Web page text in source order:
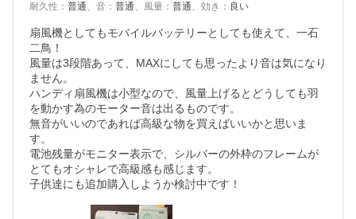
耐久性 ： 普通、 音 ： 普通、 風量 ： 普通、 効き ： 良い
扇風機としてもモバイルバッテリーとしても使えて、一石
二鳥！
風量は3段階あって、MAXにしても思ったより音は気になり
ません。
ハンディ扇風機は小型なので、風量上げるとどうしても羽
を動かす為のモーター音は出るものです。
無音がいいのであれば高級な物を買えばいいかと思いま
す。
電池残量がモニター表示で、シルバーの外枠のフレームが
とてもオシャレで高級感も感じます。
子供達にも追加購入しようか検討中です！